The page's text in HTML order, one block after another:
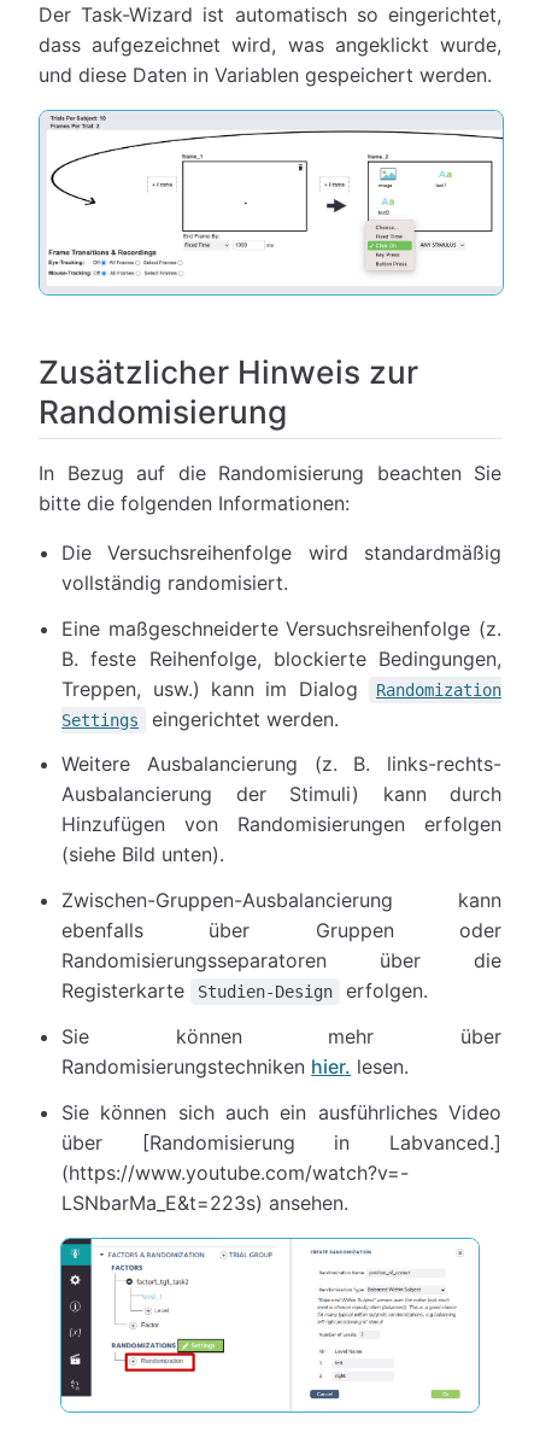
Der Task-Wizard ist automatisch so eingerichtet,
dass aufgezeichnet wird, was angeklickt wurde,
und diese Daten in Variablen gespeichert werden.
Zusätzlicher Hinweis zur
Randomisierung
In Bezug auf die Randomisierung beachten Sie
bitte die folgenden Informationen:
Die Versuchsreihenfolge wird standardmäßig
vollständig randomisiert.
Eine maßgeschneiderte Versuchsreihenfolge (z.
B. feste Reihenfolge, blockierte Bedingungen,
Treppen, usw.) kann im Dialog
Randomization
Settings
eingerichtet werden.
Weitere Ausbalancierung (z. B. links-rechts-
Ausbalancierung der Stimuli) kann durch
Hinzufügen von Randomisierungen erfolgen
(siehe Bild unten).
Zwischen-Gruppen-Ausbalancierung kann
ebenfalls über Gruppen oder
Randomisierungsseparatoren über die
Registerkarte
Studien-Design
erfolgen.
Sie können mehr über
Randomisierungstechniken hier. lesen.
Sie können sich auch ein ausführliches Video
über [Randomisierung in Labvanced.]
(https://www.youtube.com/watch?v=-
LSNbarMa_E&t=223s) ansehen.